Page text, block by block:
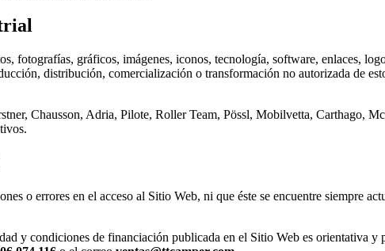
fotografías, gráficos, imágenes, iconos, tecnología, software, enlaces,
distribución, comercialización o transformación no autorizada de
Chausson, Adria, Pilote, Roller Team, Pössl, Mobilvetta, Carthago,
o errores en el acceso al Sitio Web, ni que éste se encuentre siempre
y condiciones de financiación publicada en el Sitio Web es orientativa y